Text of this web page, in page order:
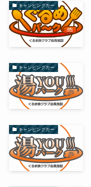
キャンピングカー
キャンピングカー
キャンピングカー